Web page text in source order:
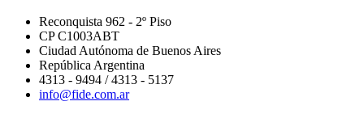
Reconquista 962 - 2º Piso
CP C1003ABT
Ciudad Autónoma de Buenos Aires
República Argentina
4313 - 9494 / 4313 - 5137
info@fide.com.ar